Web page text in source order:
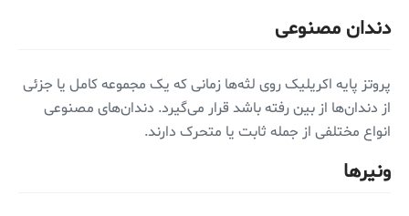
دندان مصنوعی
پروتز پایه اکریلیک روی لثه‌ها زمانی که یک مجموعه کامل یا جزئی
از دندان‌ها از بین رفته باشد قرار می‌گیرد. دندان‌های مصنوعی
انواع مختلفی از جمله ثابت یا متحرک دارند.
ونیرها